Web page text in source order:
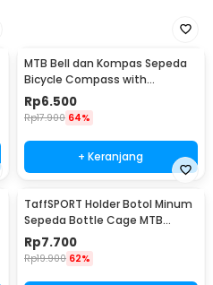
MTB Bell dan Kompas Sepeda
Bicycle Compass with
Trumpet Bell Aluminium -
R2194
Rp6.500
Rp17.900 64%
+ Keranjang
TaffSPORT Holder Botol Minum
Sepeda Bottle Cage MTB
Adjustable - TMD05B
Rp7.700
Rp19.900 62%